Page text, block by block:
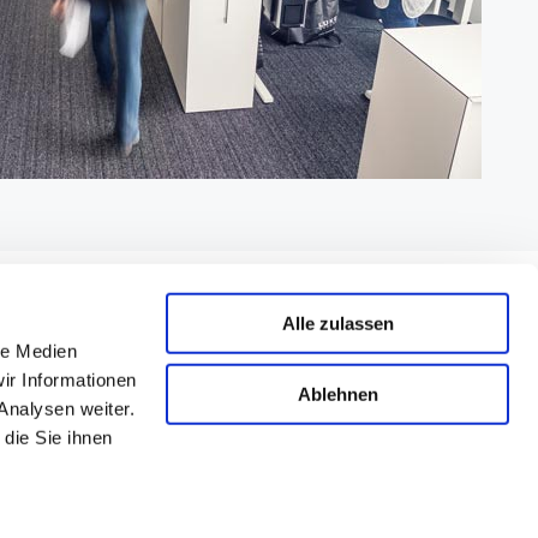
Medien
Informationen
weiter.
Sie ihnen
Alle zulassen
Ablehnen